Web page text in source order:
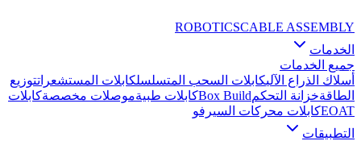
ROBOTICSCABLE ASSEMBLY
الخدمات
جميع الخدمات
أسلاك الذراع الآليكابلات السحب المتسلسلكابلات المستشعراتتوزيع
الطاقةخزانة التحكمBox Buildكابلات طبيةموصلات مخصصةكابلات
EOATكابلات محركات السيرفو
التطبيقات